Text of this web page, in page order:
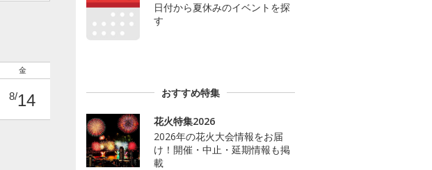
金
8/14
日付から夏休みのイベントを探
す
おすすめ特集
花火特集2026
2026年の花火大会情報をお届
け！開催・中止・延期情報も掲
載